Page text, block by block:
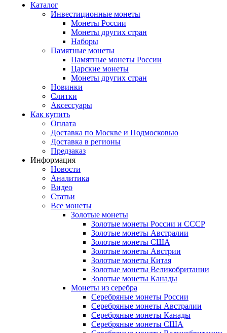
Каталог
Инвестиционные монеты
Монеты России
Монеты других стран
Наборы
Памятные монеты
Памятные монеты России
Царские монеты
Монеты других стран
Новинки
Слитки
Аксессуары
Как купить
Оплата
Доставка по Москве и Подмосковью
Доставка в регионы
Предзаказ
Информация
Новости
Аналитика
Видео
Статьи
Все монеты
Золотые монеты
Золотые монеты России и СССР
Золотые монеты Австралии
Золотые монеты США
Золотые монеты Австрии
Золотые монеты Китая
Золотые монеты Великобритании
Золотые монеты Канады
Монеты из серебра
Серебряные монеты России
Серебряные монеты Австралии
Серебряные монеты Канады
Серебряные монеты США